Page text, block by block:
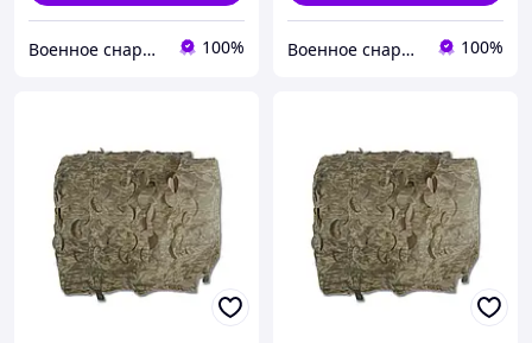
Военное снаряжение, дроны и БПЛА | интернет-магазин QUASAR 100% Военное снаряжение, дроны и БПЛА | интернет-магазин QUASAR 100%